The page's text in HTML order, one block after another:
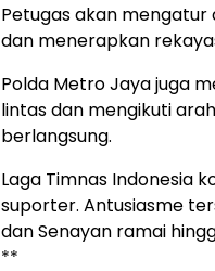
Petugas akan
dan menerapkan
Polda Metro Jaya juga
lintas dan mengikuti
berlangsung.
Laga Timnas Indonesia
suporter. Antusiasme
dan Senayan ramai
**